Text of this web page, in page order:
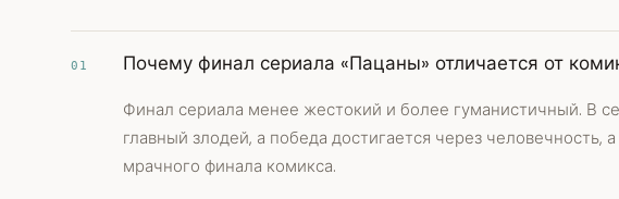
01 Почему финал сериала «Пацаны» отличается от
Финал сериала менее жестокий и более гуманистичный. В
главный злодей, а победа достигается через человечность,
мрачного финала комикса.